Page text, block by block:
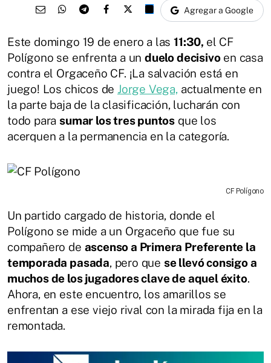
Agregar a Google
Este domingo 19 de enero a las11:30, el CF
Polígono se enfrenta a unduelo decisivoen casa
contra el Orgaceño CF. ¡La salvación está en
juego! Los chicos de Jorge Vega, actualmente en
la parte baja de la clasificación, lucharán con
todo parasumar los tres puntos que los
acerquen a la permanencia en la categoría.
CF Polígono
Un partido cargado de historia, donde el
Polígono se mide a un Orgaceño que fue su
compañero de ascenso a Primera Preferente la
temporada pasada, pero que se llevó consigo a
muchos de los jugadores clave de aquel éxito.
Ahora, en este encuentro, los amarillos se
enfrentan a ese viejo rival con la mirada fija en la
remontada.